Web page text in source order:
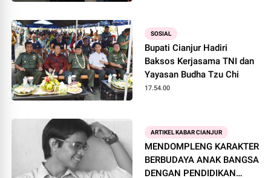
SOSIAL
Bupati Cianjur Hadiri
Baksos Kerjasama TNI dan
Yayasan Budha Tzu Chi
17.54.00
ARTIKEL KABAR CIANJUR
MENDOMPLENG KARAKTER
BERBUDAYA ANAK BANGSA
DENGAN PENDIDIKAN